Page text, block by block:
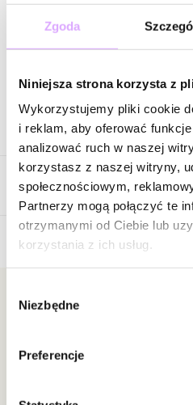
Zgoda
Niniejsza strona korzysta z
Wykorzystujemy pliki cookie
i reklam, aby oferować
analizować ruch w naszej
korzystasz z naszej witryny,
społecznościowym,
Partnerzy mogą połączyć te
otrzymanymi od Ciebie lub
korzystania z ich usług.
zgody
Niezbędne
Preferencje
106,00 zł
Wysyłka w 1 dzień roboczy
Opis produktu
Surowiec: stal szlachetna.
Kolor surowca: złoty.
Emalia: różowa.
Wielkość koła: 1,19 cm x 0,20 cm.
Długość kolczyków: 4,00 cm.
Opinie
Bądź pierwszą osobą, która
Powiadomienie
Newsletter